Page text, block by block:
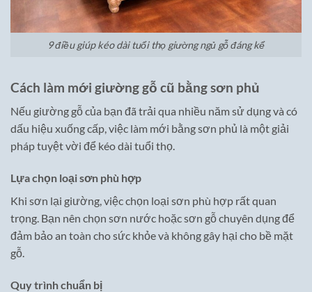
9 điều giúp kéo dài tuổi thọ giường ngủ gỗ đáng kể
Cách làm mới giường gỗ cũ bằng sơn phủ
Nếu giường gỗ của bạn đã trải qua nhiều năm sử dụng và có
dấu hiệu xuống cấp, việc làm mới bằng sơn phủ là một giải
pháp tuyệt vời để kéo dài tuổi thọ.
Lựa chọn loại sơn phù hợp
Khi sơn lại giường, việc chọn loại sơn phù hợp rất quan
trọng. Bạn nên chọn sơn nước hoặc sơn gỗ chuyên dụng để
đảm bảo an toàn cho sức khỏe và không gây hại cho bề mặt
gỗ.
Quy trình chuẩn bị